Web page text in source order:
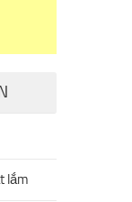
lắm